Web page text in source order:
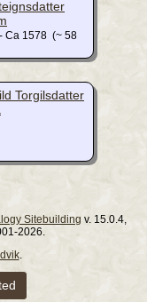
Ca 1578 (~ 58
Torgilsdatter
Sitebuilding v. 15.0.4,
2026.
.